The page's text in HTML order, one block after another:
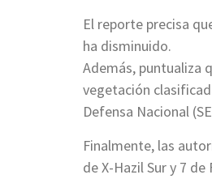
El reporte precisa
ha disminuido.
Además, puntualiza
vegetación
Defensa Nacional
Finalmente, las
de X-Hazil Sur y 7